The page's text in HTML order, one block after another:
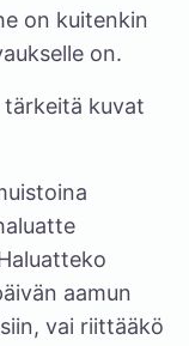
on kuitenkin
on.
kuvat
aamun
vai riittääkö